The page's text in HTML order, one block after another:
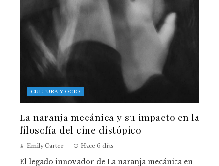
CULTURA Y OCIO
La naranja mecánica y su impacto en la
filosofía del cine distópico
Emily Carter Hace 6 días
El legado innovador de La naranja mecánica en